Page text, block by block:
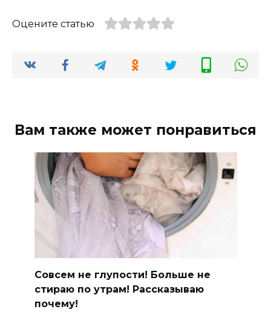
Оцените статью
Вам также может понравиться
Совсем не глупости! Больше не
стираю по утрам! Рассказываю
почему!